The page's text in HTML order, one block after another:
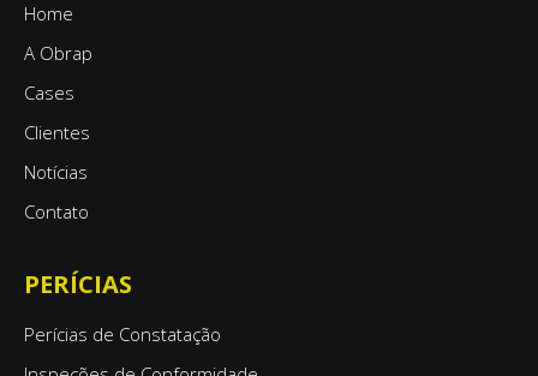
Home
A Obrap
Cases
Clientes
Notícias
Contato
PERÍCIAS
Perícias de Constatação